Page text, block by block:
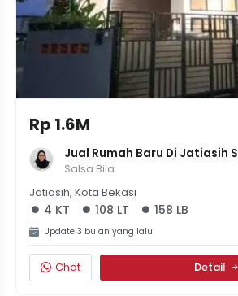
Rp 1.6M
Jual Rumah Baru Di Jatiasih
1,5M 4 Kamar
Salsa Bila
Jatiasih, Kota Bekasi
4 KT 108 LT 158 LB
Update 3 bulan yang lalu
Chat Detail